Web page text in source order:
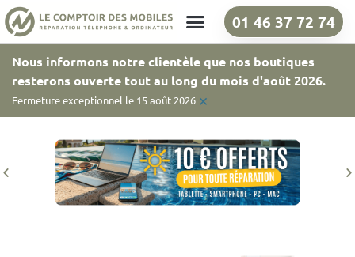
01 46 37 72 74
Nous informons notre clientèle que nos boutiques
resterons ouverte tout au long du mois d'août 2026.
Fermeture exceptionnel le 15 août 2026 ×